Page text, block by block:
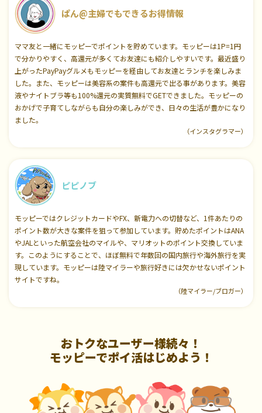
ぱん@主婦でもできるお得情報
ママ友と一緒にモッピーでポイントを貯めています。モッピーは1P=1円
で分かりやすく、高還元が多くてお友達にも紹介しやすいです。最近盛り
上がったPayPayグルメもモッピーを経由してお友達とランチを楽しみま
した。また、モッピーは美容系の案件も高還元で出る事があります。美容
液やナイトブラ等も100%還元の実質無料でGETできました。モッピーの
おかげで子育てしながらも自分の楽しみができ、日々の生活が豊かになり
ました。
（インスタグラマー）
ピピノブ
モッピーではクレジットカードやFX、新電力への切替など、1件あたりの
ポイント数が大きな案件を狙って参加しています。貯めたポイントはANA
やJALといった航空会社のマイルや、マリオットのポイント交換していま
す。このようにすることで、ほぼ無料で年数回の国内旅行や海外旅行を実
現しています。モッピーは陸マイラーや旅行好きには欠かせないポイント
サイトですね。
（陸マイラー/ブロガー）
おトクなユーザー様続々！
モッピーでポイ活はじめよう！